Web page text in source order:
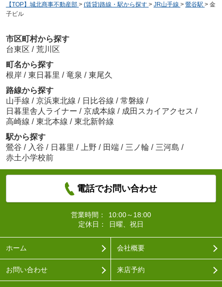
【TOP】城北商事不動産部 > (賃貸)路線・駅から探す > JR山手線 > 鶯谷駅 > 金
子ビル
市区町村から探す
台東区 / 荒川区
町名から探す
根岸 / 東日暮里 / 竜泉 / 東尾久
路線から探す
山手線 / 京浜東北線 / 日比谷線 / 常磐線 /
日暮里舎人ライナー / 京成本線 / 成田スカイアクセス /
高崎線 / 東北本線 / 東北新幹線
駅から探す
鶯谷 / 入谷 / 日暮里 / 上野 / 田端 / 三ノ輪 / 三河島 /
赤土小学校前
電話でお問い合わせ
営業時間：
10:00～18:00
定休日：
日曜、祝日
ホーム 会社概要
お問い合わせ 来店予約